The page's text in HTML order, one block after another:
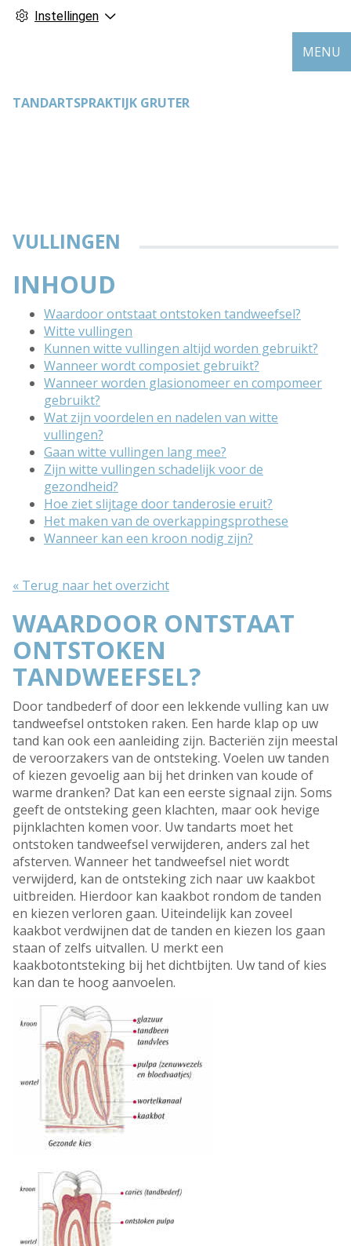
Instellingen
TANDARTSPRAKTIJK GRUTER
MENU
VULLINGEN
INHOUD
Waardoor ontstaat ontstoken tandweefsel?
Witte vullingen
Kunnen witte vullingen altijd worden gebruikt?
Wanneer wordt composiet gebruikt?
Wanneer worden glasionomeer en compomeer
gebruikt?
Wat zijn voordelen en nadelen van witte
vullingen?
Gaan witte vullingen lang mee?
Zijn witte vullingen schadelijk voor de
gezondheid?
Hoe ziet slijtage door tanderosie eruit?
Het maken van de overkappingsprothese
Wanneer kan een kroon nodig zijn?
« Terug naar het overzicht
WAARDOOR ONTSTAAT
ONTSTOKEN
TANDWEEFSEL?
Door tandbederf of door een lekkende vulling kan uw
tandweefsel ontstoken raken. Een harde klap op uw
tand kan ook een aanleiding zijn. Bacteriën zijn meestal
de veroorzakers van de ontsteking. Voelen uw tanden
of kiezen gevoelig aan bij het drinken van koude of
warme dranken? Dat kan een eerste signaal zijn. Soms
geeft de ontsteking geen klachten, maar ook hevige
pijnklachten komen voor. Uw tandarts moet het
ontstoken tandweefsel verwijderen, anders zal het
afsterven. Wanneer het tandweefsel niet wordt
verwijderd, kan de ontsteking zich naar uw kaakbot
uitbreiden. Hierdoor kan kaakbot rondom de tanden
en kiezen verloren gaan. Uiteindelijk kan zoveel
kaakbot verdwijnen dat de tanden en kiezen los gaan
staan of zelfs uitvallen. U merkt een
kaakbotontsteking bij het dichtbijten. Uw tand of kies
kan dan te hoog aanvoelen.